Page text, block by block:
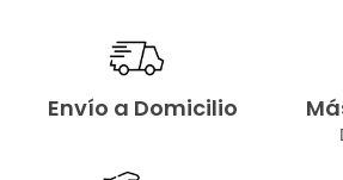
Envío a Domicilio